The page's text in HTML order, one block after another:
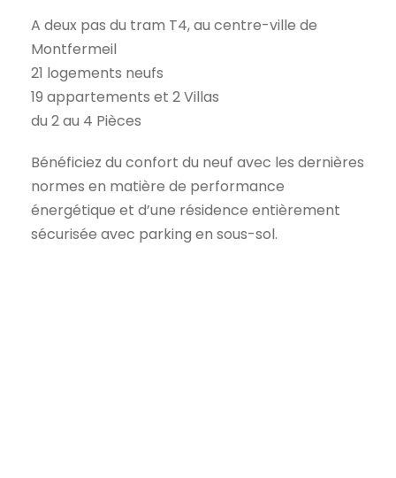
A deux pas du tram T4, au centre-ville de
Montfermeil
21 logements neufs
19 appartements et 2 Villas
du 2 au 4 Pièces
Bénéficiez du confort du neuf avec les dernières
normes en matière de performance
énergétique et d’une résidence entièrement
sécurisée avec parking en sous-sol.